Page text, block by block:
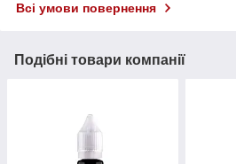
Всі умови повернення
Подібні товари компанії